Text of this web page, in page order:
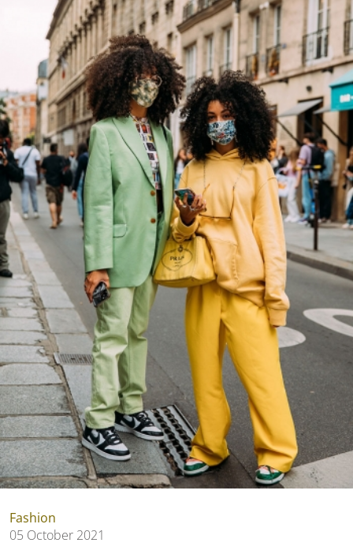
Fashion
05 October 2021